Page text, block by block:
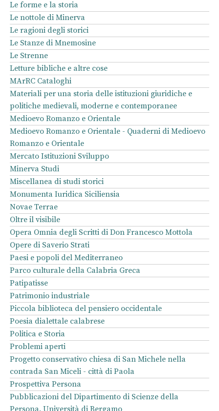
Le forme e la storia
Le nottole di Minerva
Le ragioni degli storici
Le Stanze di Mnemosine
Le Strenne
Letture bibliche e altre cose
MArRC Cataloghi
Materiali per una storia delle istituzioni giuridiche e
politiche medievali, moderne e contemporanee
Medioevo Romanzo e Orientale
Medioevo Romanzo e Orientale - Quaderni di Medioevo
Romanzo e Orientale
Mercato Istituzioni Sviluppo
Minerva Studi
Miscellanea di studi storici
Monumenta Iuridica Siciliensia
Novae Terrae
Oltre il visibile
Opera Omnia degli Scritti di Don Francesco Mottola
Opere di Saverio Strati
Paesi e popoli del Mediterraneo
Parco culturale della Calabria Greca
Patipatisse
Patrimonio industriale
Piccola biblioteca del pensiero occidentale
Poesia dialettale calabrese
Politica e Storia
Problemi aperti
Progetto conservativo chiesa di San Michele nella
contrada San Miceli - città di Paola
Prospettiva Persona
Pubblicazioni del Dipartimento di Scienze della
Persona. Università di Bergamo